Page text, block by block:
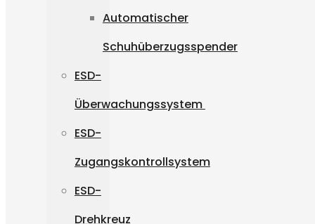
Automatischer
Schuhüberzugsspender
ESD-
Überwachungssystem
ESD-
Zugangskontrollsystem
ESD-
Drehkreuz